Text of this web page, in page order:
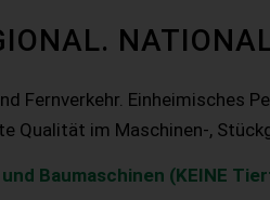
Fernverkehr. Einheimisches
Qualität im Maschinen-,
Baumaschinen (KEINE